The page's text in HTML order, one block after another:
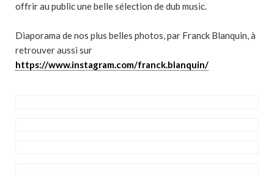
offrir au public une belle sélection de dub music.
Diaporama de nos plus belles photos, par Franck Blanquin, à
retrouver aussi sur
https://www.instagram.com/franck.blanquin/